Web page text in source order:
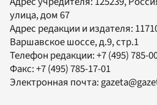
улица, дом 67
Адрес редакции и издателя:
Варшавское шоссе, д.9, стр.1
Телефон редакции:+7 (495) 785-
Факс:+7 (495) 785-17-01
Электронная почта: